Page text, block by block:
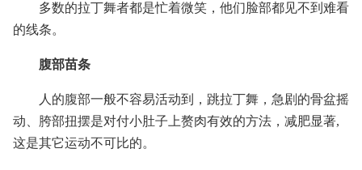
多数的拉丁舞者都是忙着微笑，他们脸部都见不到难看
的线条。
腹部苗条
人的腹部一般不容易活动到，跳拉丁舞，急剧的骨盆摇
动、胯部扭摆是对付小肚子上赘肉有效的方法，减肥显著,
这是其它运动不可比的。